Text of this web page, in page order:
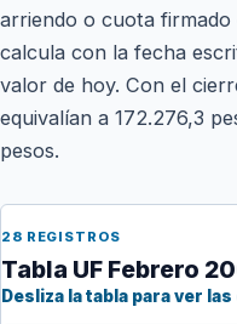
arriendo o cuota
calcula con la fecha
valor de hoy. Con el
equivalían a 172.276,3
pesos.
28 REGISTROS
Tabla UF Febrero
Desliza la tabla para ver